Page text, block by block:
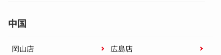
中国
岡山店 広島店